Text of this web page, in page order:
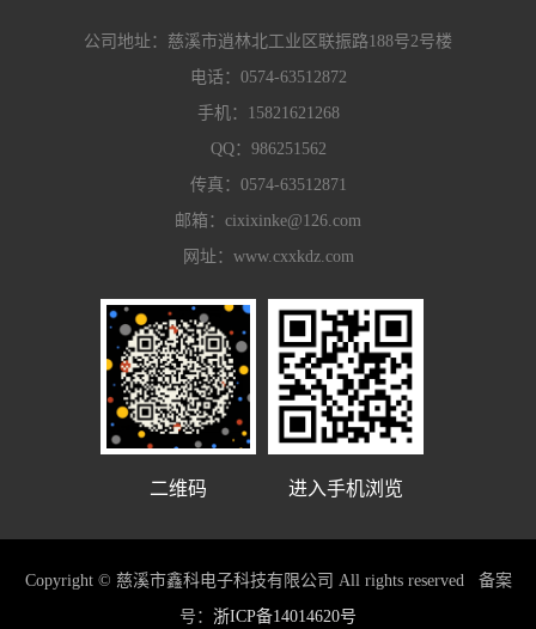
公司地址：慈溪市逍林北工业区联振路188号2号楼
电话： 0574-63512872
手机： 15821621268
QQ： 986251562
传真：0574-63512871
邮箱： cixixinke@126.com
网址： www.cxxkdz.com
二维码 进入手机浏览
Copyright © 慈溪市鑫科电子科技有限公司 All rights reserved
备案
号： 浙ICP备14014620号